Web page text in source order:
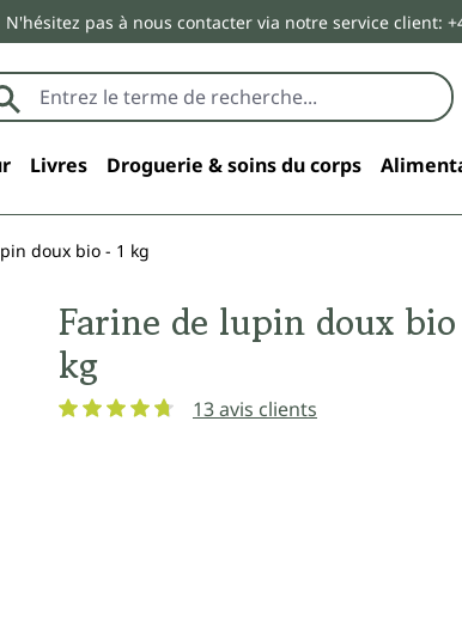
N'hésitez pas à nous contacter via notre service client:
Livres Droguerie & soins du corps
doux bio - 1 kg
Farine de lupin doux
kg
13 avis clients